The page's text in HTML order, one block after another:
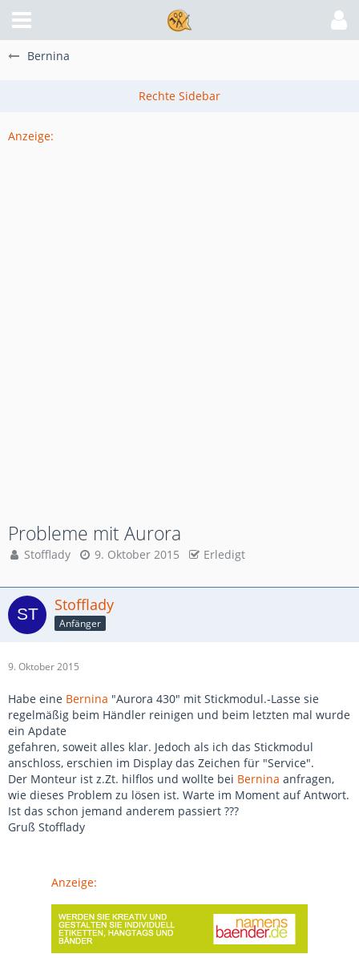
Bernina
Anzeige:
Probleme mit Aurora
Stofflady 9. Oktober 2015 Erledigt
Stofflady
Anfänger
9. Oktober 2015
Habe eine Bernina "Aurora 430" mit Stickmodul.-Lasse sie
regelmäßig beim Händler reinigen und beim letzten mal wurde
ein Apdate
gefahren, soweit alles klar. Jedoch als ich das Stickmodul
anschloss, erschien im Display das Zeichen für "Service".
Der Monteur ist z.Zt. hilflos und wollte bei Bernina anfragen,
wie dieses Problem zu lösen ist. Warte im Moment auf Antwort.
Ist das schon jemand anderem passiert ???
Gruß Stofflady
Anzeige: